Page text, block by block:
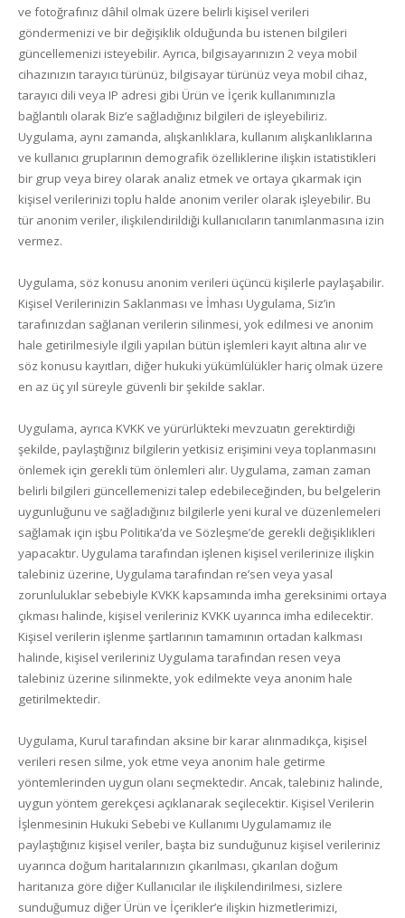
ve fotoğrafınız dâhil olmak üzere belirli kişisel verileri
göndermenizi ve bir değişiklik olduğunda bu istenen bilgileri
güncellemenizi isteyebilir. Ayrıca, bilgisayarınızın 2 veya mobil
cihazınızın tarayıcı türünüz, bilgisayar türünüz veya mobil cihaz,
tarayıcı dili veya IP adresi gibi Ürün ve İçerik kullanımınızla
bağlantılı olarak Biz’e sağladığınız bilgileri de işleyebiliriz.
Uygulama, aynı zamanda, alışkanlıklara, kullanım alışkanlıklarına
ve kullanıcı gruplarının demografik özelliklerine ilişkin istatistikleri
bir grup veya birey olarak analiz etmek ve ortaya çıkarmak için
kişisel verilerinizi toplu halde anonim veriler olarak işleyebilir. Bu
tür anonim veriler, ilişkilendirildiği kullanıcıların tanımlanmasına izin
vermez.
Uygulama, söz konusu anonim verileri üçüncü kişilerle paylaşabilir.
Kişisel Verilerinizin Saklanması ve İmhası Uygulama, Siz’in
tarafınızdan sağlanan verilerin silinmesi, yok edilmesi ve anonim
hale getirilmesiyle ilgili yapılan bütün işlemleri kayıt altına alır ve
söz konusu kayıtları, diğer hukuki yükümlülükler hariç olmak üzere
en az üç yıl süreyle güvenli bir şekilde saklar.
Uygulama, ayrıca KVKK ve yürürlükteki mevzuatın gerektirdiği
şekilde, paylaştığınız bilgilerin yetkisiz erişimini veya toplanmasını
önlemek için gerekli tüm önlemleri alır. Uygulama, zaman zaman
belirli bilgileri güncellemenizi talep edebileceğinden, bu belgelerin
uygunluğunu ve sağladığınız bilgilerle yeni kural ve düzenlemeleri
sağlamak için işbu Politika’da ve Sözleşme’de gerekli değişiklikleri
yapacaktır. Uygulama tarafından işlenen kişisel verilerinize ilişkin
talebiniz üzerine, Uygulama tarafından re’sen veya yasal
zorunluluklar sebebiyle KVKK kapsamında imha gereksinimi ortaya
çıkması halinde, kişisel verileriniz KVKK uyarınca imha edilecektir.
Kişisel verilerin işlenme şartlarının tamamının ortadan kalkması
halinde, kişisel verileriniz Uygulama tarafından resen veya
talebiniz üzerine silinmekte, yok edilmekte veya anonim hale
getirilmektedir.
Uygulama, Kurul tarafından aksine bir karar alınmadıkça, kişisel
verileri resen silme, yok etme veya anonim hale getirme
yöntemlerinden uygun olanı seçmektedir. Ancak, talebiniz halinde,
uygun yöntem gerekçesi açıklanarak seçilecektir. Kişisel Verilerin
İşlenmesinin Hukuki Sebebi ve Kullanımı Uygulamamız ile
paylaştığınız kişisel veriler, başta biz sunduğunuz kişisel verileriniz
uyarınca doğum haritalarınızın çıkarılması, çıkarılan doğum
haritanıza göre diğer Kullanıcılar ile ilişkilendirilmesi, sizlere
sunduğumuz diğer Ürün ve İçerikler’e ilişkin hizmetlerimizi,